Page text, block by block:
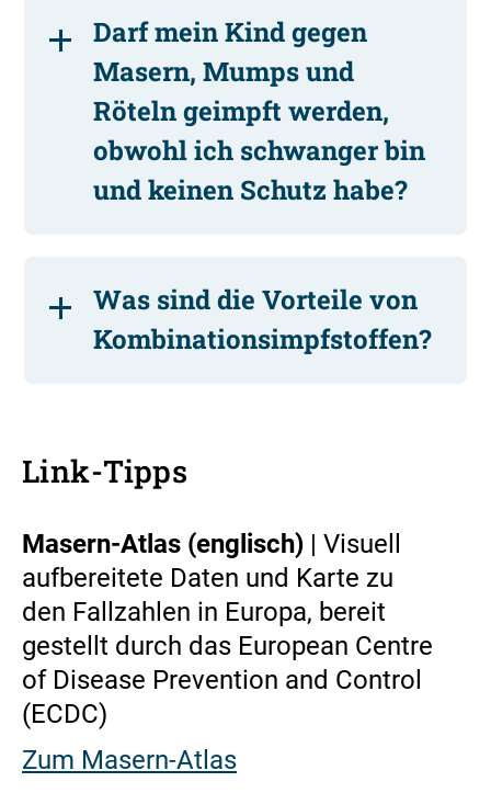
Darf mein Kind gegen
Masern, Mumps und
Röteln geimpft werden,
obwohl ich schwanger bin
und keinen Schutz habe?
Was sind die Vorteile von
Kombinationsimpfstoffen?
Link-Tipps
Masern-Atlas (englisch) | Visuell
aufbereitete Daten und Karte zu
den Fallzahlen in Europa, bereit
gestellt durch das European Centre
of Disease Prevention and Control
(ECDC)
Zum Masern-Atlas